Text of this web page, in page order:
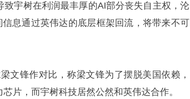
宇树在利润最丰厚的AI部分丧失自主权，沦
息通过英伟达的底层框架回流，将带来不可
文锋作对比，称梁文锋为了摆脱美国依赖，
片，而宇树科技居然公然和英伟达合作。